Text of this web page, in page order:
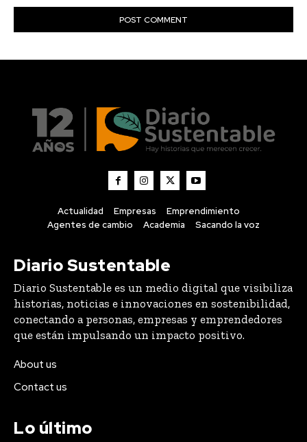
Actualidad Empresas
Emprendimiento
Agentes de cambio
Academia Sacando la voz
Diario Sustentable
Diario Sustentable es un medio digital que visibiliza
historias, noticias e innovaciones en sostenibilidad,
conectando a personas, empresas y emprendedores
que están impulsando un impacto positivo.
About us
Contact us
Lo último